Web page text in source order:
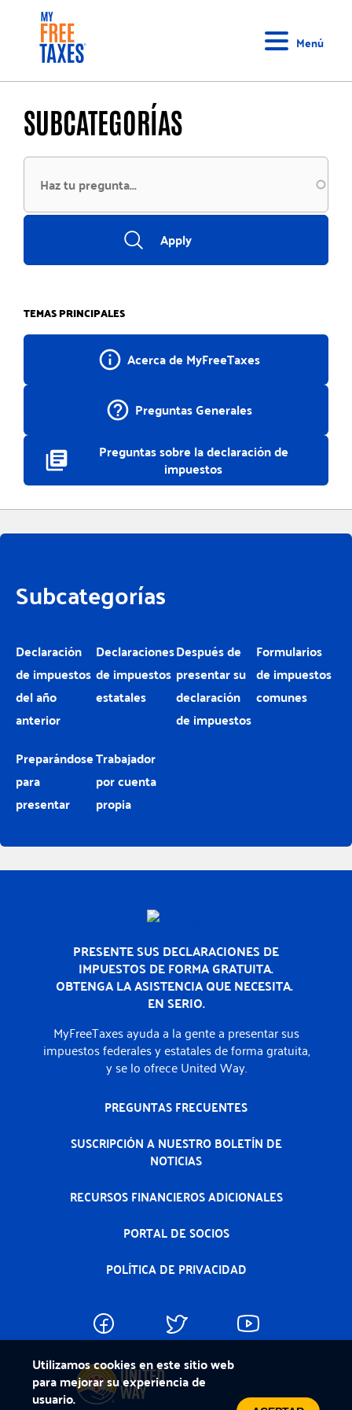
contenido
principal
Menú
SUBCATEGORÍAS
TEMAS PRINCIPALES
info_outline Acerca de MyFreeTaxes
help_outline Preguntas Generales
library_books Preguntas sobre la declaración de
impuestos
Subcategorías
Declaración
de impuestos
del año
anterior
Declaraciones
de impuestos
estatales
Después de
presentar su
declaración
de impuestos
Formularios
de impuestos
comunes
Preparándose
para
presentar
Trabajador
por cuenta
propia
PRESENTE SUS DECLARACIONES DE
IMPUESTOS DE FORMA GRATUITA.
OBTENGA LA ASISTENCIA QUE NECESITA.
EN SERIO.
MyFreeTaxes ayuda a la gente a presentar sus
impuestos federales y estatales de forma gratuita,
y se lo ofrece United Way.
PREGUNTAS FRECUENTES
SUSCRIPCIÓN A NUESTRO BOLETÍN DE
NOTICIAS
RECURSOS FINANCIEROS ADICIONALES
PORTAL DE SOCIOS
POLÍTICA DE PRIVACIDAD
Utilizamos cookies en este sitio web
para mejorar su experiencia de
usuario.